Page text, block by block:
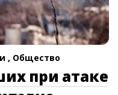
, Общество
при атаке